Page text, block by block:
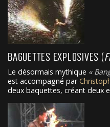
BAGUETTES EXPLOSIVES (
Le désormais mythique
est accompagné par
deux baquettes, créant deux